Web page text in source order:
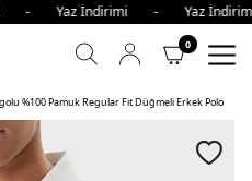
- Yaz İndirimi - Yaz
0
%100 Pamuk Regular Fit Düğmeli Erkek Polo